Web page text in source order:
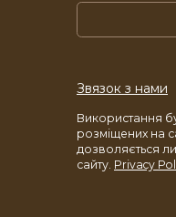
Звязок з нами
Використання
розміщених на
дозволяється
сайту. Privacy